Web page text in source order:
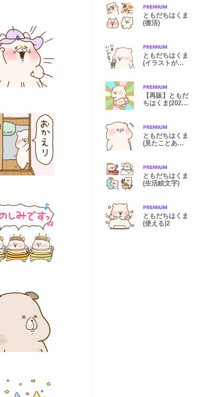
ともだちはくま
(復活)
ともだちはくま
(イラストがス
【再販】ともだ
ちはくま(2021
ともだちはくま
(見たことある
ともだちはくま
(生活絵文字)
ともだちはくま
(使える)2